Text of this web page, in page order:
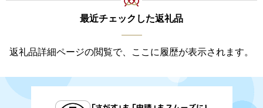
最近チェックした返礼品
返礼品詳細ページの閲覧で、ここに履歴が表示されます。